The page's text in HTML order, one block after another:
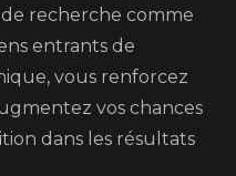
recherche comme
entrants de
vous renforcez
vos chances
dans les résultats